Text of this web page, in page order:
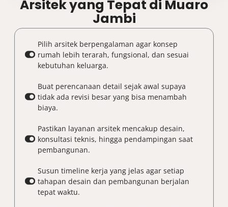
Arsitek yang Tepat di Muaro
Jambi
Pilih arsitek berpengalaman agar konsep
rumah lebih terarah, fungsional, dan sesuai
kebutuhan keluarga.
Buat perencanaan detail sejak awal supaya
tidak ada revisi besar yang bisa menambah
biaya.
Pastikan layanan arsitek mencakup desain,
konsultasi teknis, hingga pendampingan saat
pembangunan.
Susun timeline kerja yang jelas agar setiap
tahapan desain dan pembangunan berjalan
tepat waktu.